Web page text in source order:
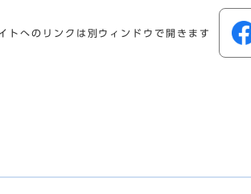
トへのリンクは別ウィンドウで開きます